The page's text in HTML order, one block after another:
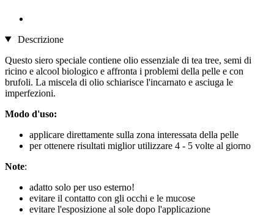
Descrizione
Questo siero speciale contiene olio essenziale di tea tree, semi di
ricino e alcool biologico e affronta i problemi della pelle e con
brufoli. La miscela di olio schiarisce l'incarnato e asciuga le
imperfezioni.
Modo d'uso:
applicare direttamente sulla zona interessata della pelle
per ottenere risultati miglior utilizzare 4 - 5 volte al giorno
Note:
adatto solo per uso esterno!
evitare il contatto con gli occhi e le mucose
evitare l'esposizione al sole dopo l'applicazione